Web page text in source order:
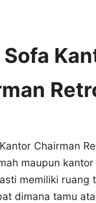
Chairman
maupun kantor
memiliki ruang
dimana tamu